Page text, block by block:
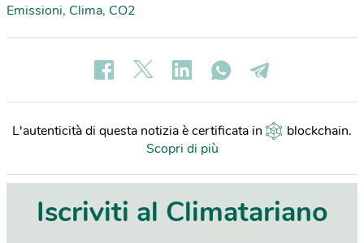
Emissioni, Clima, CO2
L'autenticità di questa notizia è certificata in blockchain.
Scopri di più
Iscriviti al Climatariano